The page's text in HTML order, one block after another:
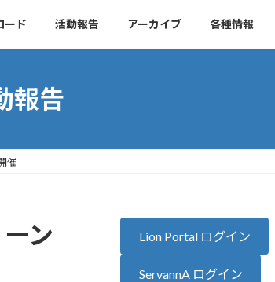
ード 活動報告 アーカイブ 各種情報
報告
催
ン
Lion Portal ログイン
ServannA ログイン